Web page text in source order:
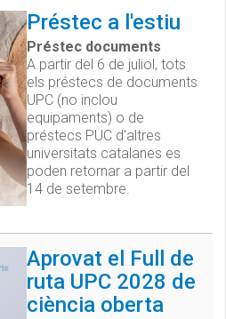
Préstec a l'estiu
Préstec documents
A partir del 6 de juliol, tots
els préstecs de documents
UPC (no inclou
equipaments) o de
préstecs PUC d'altres
universitats catalanes es
poden retornar a partir del
14 de setembre.
Aprovat el Full de
ruta UPC 2028 de
ciència oberta